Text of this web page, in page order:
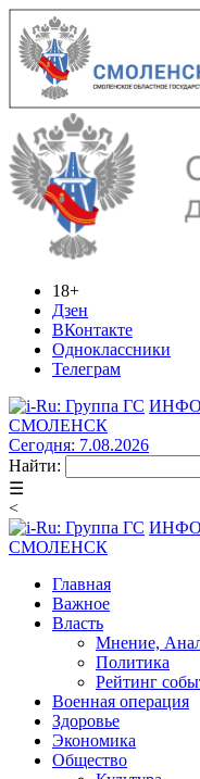
18+
Дзен
ВКонтакте
Одноклассники
Телеграм
СМОЛЕНСК
Сегодня: 7.08.2026
Найти:
☰
<
СМОЛЕНСК
Главная
Важное
Власть
Мнение,
Политика
Рейтинг
Военная операция
Здоровье
Экономика
Общество